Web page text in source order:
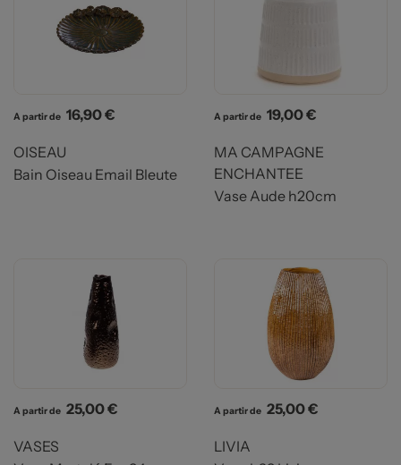
A partir de Prix
16,90 €
OISEAU
Bain Oiseau Email Bleute
A partir de Prix
19,00 €
MA CAMPAGNE
ENCHANTEE
Vase Aude h20cm
A partir de Prix
25,00 €
VASES
A partir de Prix
25,00 €
LIVIA